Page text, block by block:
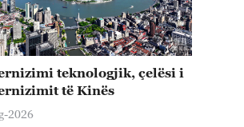
teknologjik, çelësi i
të Kinës
2026